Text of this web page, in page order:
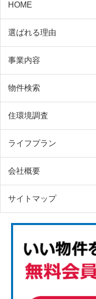
HOME
選ばれる理由
事業内容
物件検索
住環境調査
ライフプラン
会社概要
サイトマップ